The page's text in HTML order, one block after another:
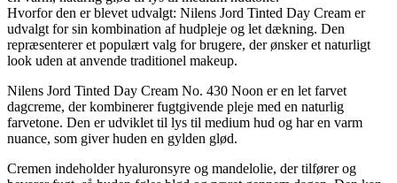
Hvorfor den er blevet udvalgt: Nilens Jord Tinted Day Cream er
udvalgt for sin kombination af hudpleje og let dækning. Den
repræsenterer et populært valg for brugere, der ønsker et naturligt
look uden at anvende traditionel makeup.
Nilens Jord Tinted Day Cream No. 430 Noon er en let farvet
dagcreme, der kombinerer fugtgivende pleje med en naturlig
farvetone. Den er udviklet til lys til medium hud og har en varm
nuance, som giver huden en gylden glød.
Cremen indeholder hyaluronsyre og mandelolie, der tilfører og